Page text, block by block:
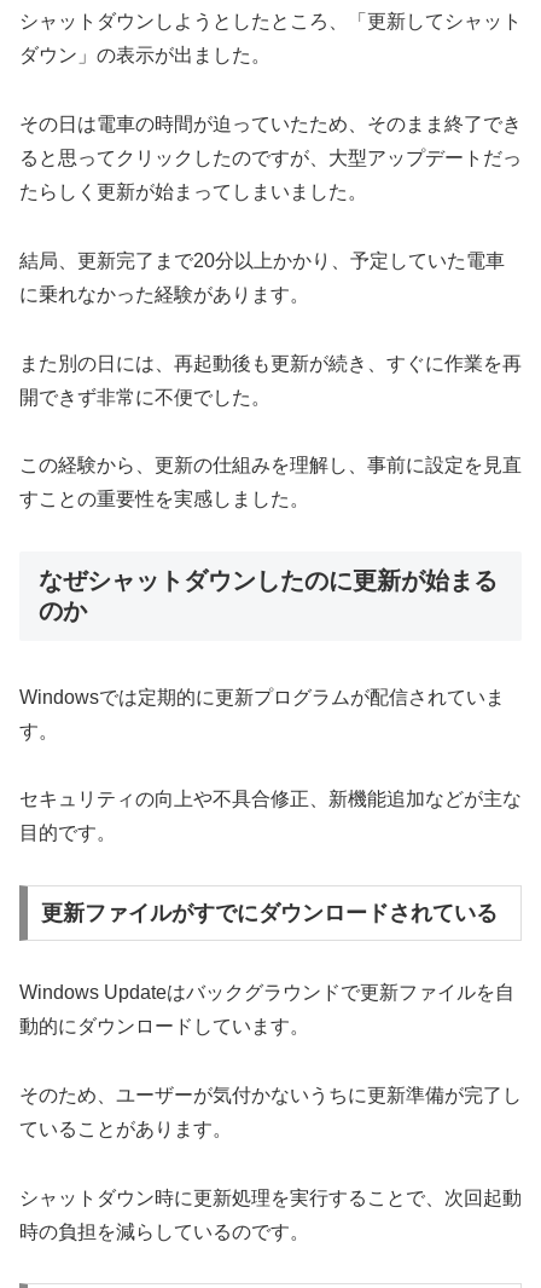
シャットダウンしようとしたところ、「更新してシャット
ダウン」の表示が出ました。
その日は電車の時間が迫っていたため、そのまま終了でき
ると思ってクリックしたのですが、大型アップデートだっ
たらしく更新が始まってしまいました。
結局、更新完了まで20分以上かかり、予定していた電車
に乗れなかった経験があります。
また別の日には、再起動後も更新が続き、すぐに作業を再
開できず非常に不便でした。
この経験から、更新の仕組みを理解し、事前に設定を見直
すことの重要性を実感しました。
なぜシャットダウンしたのに更新が始まる
のか
Windowsでは定期的に更新プログラムが配信されていま
す。
セキュリティの向上や不具合修正、新機能追加などが主な
目的です。
更新ファイルがすでにダウンロードされている
Windows Updateはバックグラウンドで更新ファイルを自
動的にダウンロードしています。
そのため、ユーザーが気付かないうちに更新準備が完了し
ていることがあります。
シャットダウン時に更新処理を実行することで、次回起動
時の負担を減らしているのです。